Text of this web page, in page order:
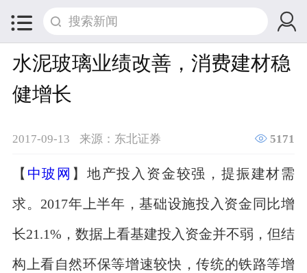
 
水泥玻璃业绩改善，消费建材稳
健增长
2017-09-13 来源：东北证券  5171
【 中玻网 】地产投入资金较强，提振建材需
求。2017年上半年，基础设施投入资金同比增
长21.1%，数据上看基建投入资金并不弱，但结
构上看自然环保等增速较快，传统的铁路等增